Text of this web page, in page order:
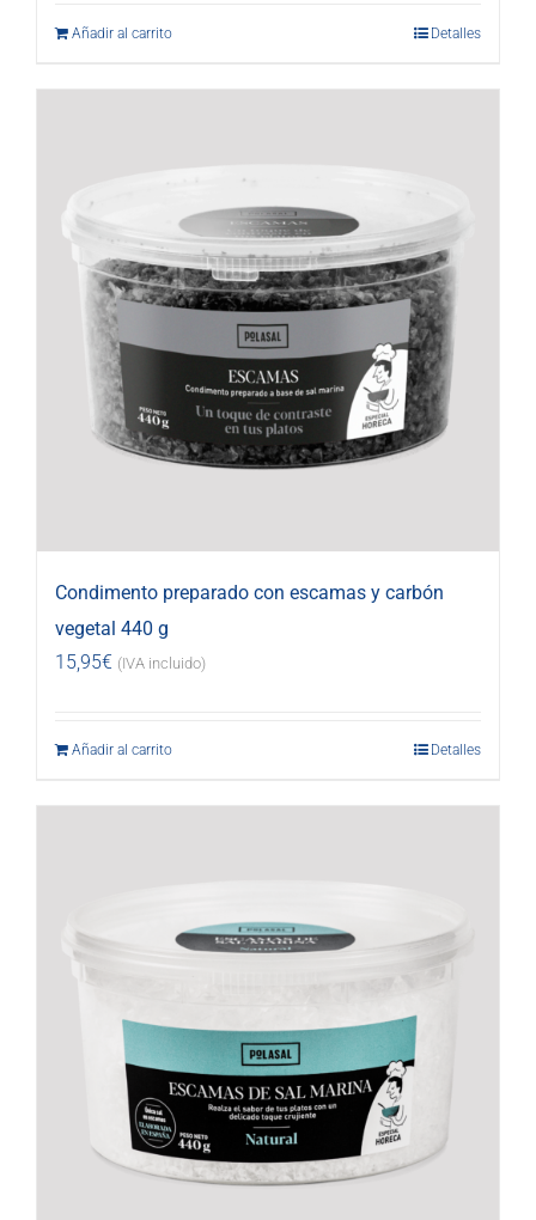
Añadir al carrito Detalles
Condimento preparado con escamas y carbón
vegetal 440 g
15,95€ (IVA incluido)
Añadir al carrito Detalles